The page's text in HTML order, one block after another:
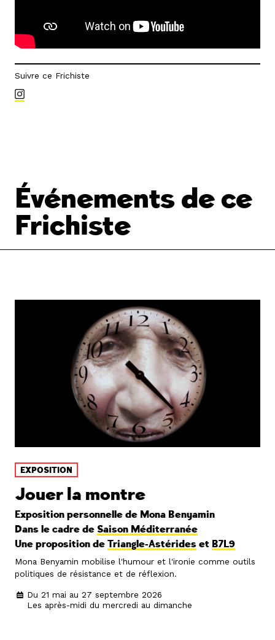
Suivre ce Frichiste
Événements de ce
Frichiste
EXPOSITION
Jouer la montre
Exposition personnelle de Mona Benyamin
Dans le cadre de Saison Méditerranée
Une proposition de Triangle-Astérides et B7L9
Mona Benyamin mobilise l'humour et l'ironie comme outils
politiques de résistance et de réflexion.
Du 21 mai au 27 septembre 2026
Les après-midi du mercredi au dimanche